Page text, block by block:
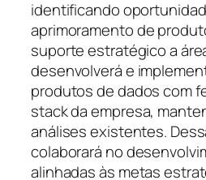
identificando
aprimoramento de
suporte estratégico a
desenvolverá e
produtos de dados com
stack da empresa,
análises existentes.
colaborará no
alinhadas às metas